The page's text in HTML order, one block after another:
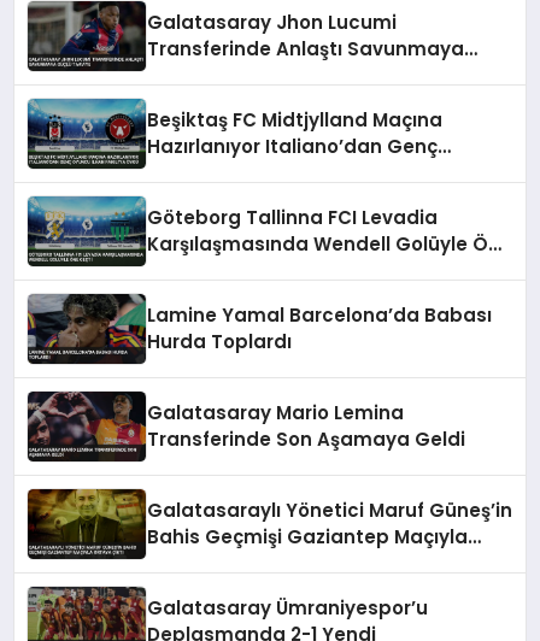
Galatasaray Jhon Lucumi
Transferinde Anlaştı Savunmaya
Beşiktaş FC Midtjylland Maçına
Hazırlanıyor Italiano’dan Genç
Göteborg Tallinna FCI Levadia
Karşılaşmasında Wendell Golüyle Öne
Lamine Yamal Barcelona’da Babası
Hurda Toplardı
Galatasaray Mario Lemina
Transferinde Son Aşamaya Geldi
Galatasaraylı Yönetici Maruf Güneş’in
Bahis Geçmişi Gaziantep Maçıyla
Galatasaray Ümraniyespor’u
Deplasmanda 2-1 Yendi